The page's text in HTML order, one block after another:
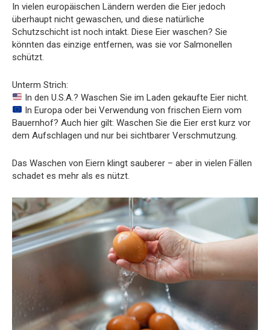
In vielen europäischen Ländern werden die Eier jedoch
überhaupt nicht gewaschen, und diese natürliche
Schutzschicht ist noch intakt. Diese Eier waschen? Sie
könnten das einzige entfernen, was sie vor Salmonellen
schützt.
Unterm Strich:
In den U.S.A.? Waschen Sie im Laden gekaufte Eier nicht.
In Europa oder bei Verwendung von frischen Eiern vom
Bauernhof? Auch hier gilt: Waschen Sie die Eier erst kurz vor
dem Aufschlagen und nur bei sichtbarer Verschmutzung.
Das Waschen von Eiern klingt sauberer – aber in vielen Fällen
schadet es mehr als es nützt.